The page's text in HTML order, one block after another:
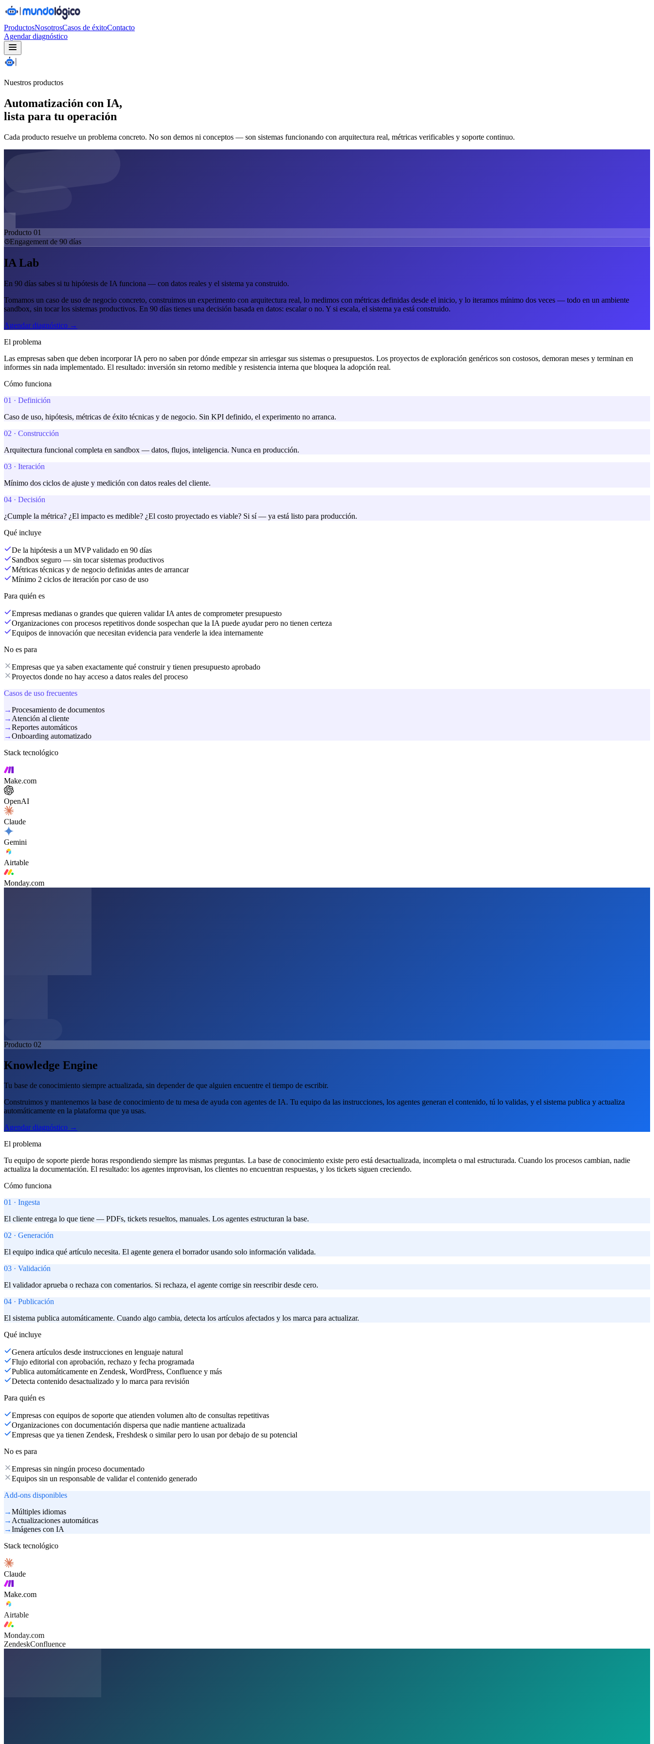
ProductosNosotrosCasos de éxitoContacto
Agendar diagnóstico
Nuestros productos
Automatización con IA,
lista para tu operación
Cada producto resuelve un problema concreto. No son demos ni conceptos — son sistemas funcionando con arquitectura real, métricas verificables y soporte continuo.
Producto 01
Engagement de 90 días
IA Lab
En 90 días sabes si tu hipótesis de IA funciona — con datos reales y el sistema ya construido.
Tomamos un caso de uso de negocio concreto, construimos un experimento con arquitectura real, lo medimos con métricas definidas desde el inicio, y lo iteramos mínimo dos veces — todo en un ambiente
sandbox, sin tocar los sistemas productivos. En 90 días tienes una decisión basada en datos: escalar o no. Y si escala, el sistema ya está construido.
Agendar diagnóstico →
El problema
Las empresas saben que deben incorporar IA pero no saben por dónde empezar sin arriesgar sus sistemas o presupuestos. Los proyectos de exploración genéricos son costosos, demoran meses y terminan en
informes sin nada implementado. El resultado: inversión sin retorno medible y resistencia interna que bloquea la adopción real.
Cómo funciona
01 · Definición
Caso de uso, hipótesis, métricas de éxito técnicas y de negocio. Sin KPI definido, el experimento no arranca.
02 · Construcción
Arquitectura funcional completa en sandbox — datos, flujos, inteligencia. Nunca en producción.
03 · Iteración
Mínimo dos ciclos de ajuste y medición con datos reales del cliente.
04 · Decisión
¿Cumple la métrica? ¿El impacto es medible? ¿El costo proyectado es viable? Si sí — ya está listo para producción.
Qué incluye
De la hipótesis a un MVP validado en 90 días
Sandbox seguro — sin tocar sistemas productivos
Métricas técnicas y de negocio definidas antes de arrancar
Mínimo 2 ciclos de iteración por caso de uso
Para quién es
Empresas medianas o grandes que quieren validar IA antes de comprometer presupuesto
Organizaciones con procesos repetitivos donde sospechan que la IA puede ayudar pero no tienen certeza
Equipos de innovación que necesitan evidencia para venderle la idea internamente
No es para
Empresas que ya saben exactamente qué construir y tienen presupuesto aprobado
Proyectos donde no hay acceso a datos reales del proceso
Casos de uso frecuentes
→Procesamiento de documentos
→ Atención al cliente
→Reportes automáticos
→Onboarding automatizado
Stack tecnológico
Make.com
OpenAI
Claude
Gemini
Airtable
Monday.com
Producto 02
Knowledge Engine
Tu base de conocimiento siempre actualizada, sin depender de que alguien encuentre el tiempo de escribir.
Construimos y mantenemos la base de conocimiento de tu mesa de ayuda con agentes de IA. Tu equipo da las instrucciones, los agentes generan el contenido, tú lo validas, y el sistema publica y actualiza
automáticamente en la plataforma que ya usas.
Agendar diagnóstico →
El problema
Tu equipo de soporte pierde horas respondiendo siempre las mismas preguntas. La base de conocimiento existe pero está desactualizada, incompleta o mal estructurada. Cuando los procesos cambian, nadie
actualiza la documentación. El resultado: los agentes improvisan, los clientes no encuentran respuestas, y los tickets siguen creciendo.
Cómo funciona
01 · Ingesta
El cliente entrega lo que tiene — PDFs, tickets resueltos, manuales. Los agentes estructuran la base.
02 · Generación
El equipo indica qué artículo necesita. El agente genera el borrador usando solo información validada.
03 · Validación
El validador aprueba o rechaza con comentarios. Si rechaza, el agente corrige sin reescribir desde cero.
04 · Publicación
El sistema publica automáticamente. Cuando algo cambia, detecta los artículos afectados y los marca para actualizar.
Qué incluye
Genera artículos desde instrucciones en lenguaje natural
Flujo editorial con aprobación, rechazo y fecha programada
Publica automáticamente en Zendesk, WordPress, Confluence y más
Detecta contenido desactualizado y lo marca para revisión
Para quién es
Empresas con equipos de soporte que atienden volumen alto de consultas repetitivas
Organizaciones con documentación dispersa que nadie mantiene actualizada
Empresas que ya tienen Zendesk, Freshdesk o similar pero lo usan por debajo de su potencial
No es para
Empresas sin ningún proceso documentado
Equipos sin un responsable de validar el contenido generado
Add-ons disponibles
→Múltiples idiomas
→Actualizaciones automáticas
→Imágenes con IA
Stack tecnológico
Claude
Make.com
Airtable
Monday.com
ZendeskConfluence